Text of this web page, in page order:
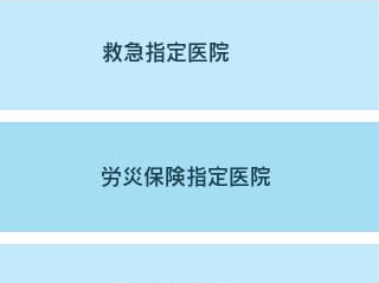
救急指定医院
労災保険指定医院